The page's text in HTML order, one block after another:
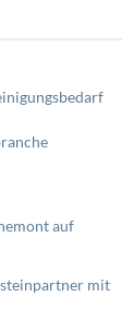
auf
mit